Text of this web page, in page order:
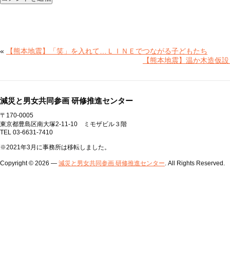
«
【熊本地震】「笑」を入れて…ＬＩＮＥでつながる子どもたち
【熊本地震】温か木造仮
減災と男女共同参画 研修推進センター
〒170-0005
東京都豊島区南大塚2-11-10 ミモザビル３階
TEL 03-6631-7410
※2021年3月に事務所は移転しました。
Copyright © 2026 — 減災と男女共同参画 研修推進センター. All Rights Reserved.